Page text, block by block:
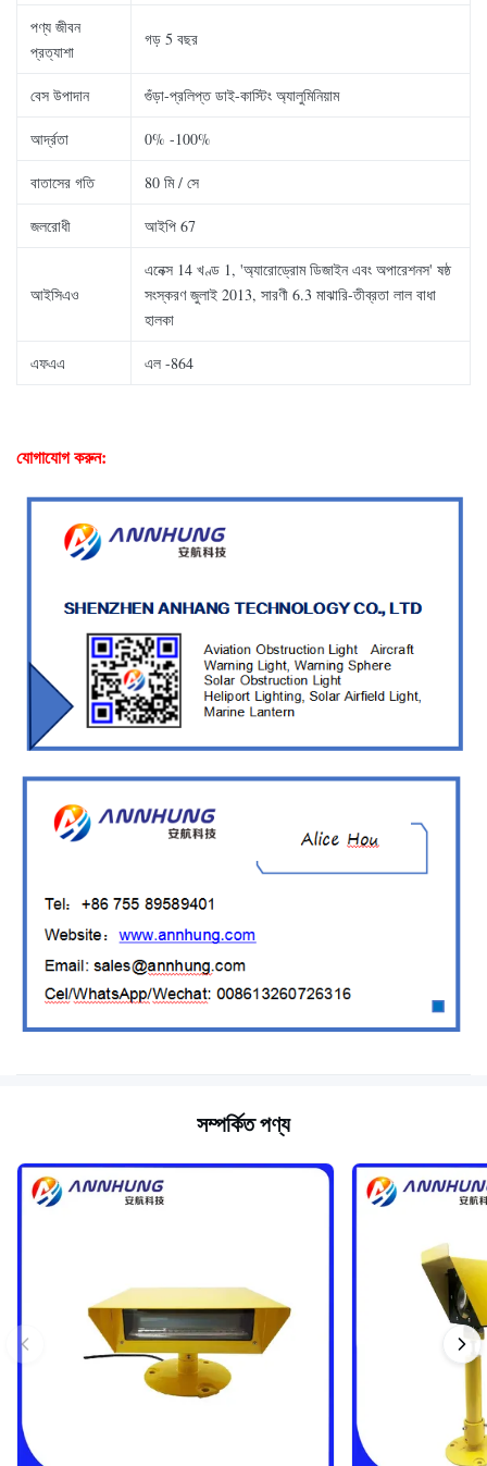
পণ্য জীবন
প্রত্যাশা
গড় 5 বছর
বেস উপাদান গুঁড়া-প্রলিপ্ত ডাই-কাস্টিং অ্যালুমিনিয়াম
আর্দ্রতা 0% -100%
বাতাসের গতি 80 মি / সে
জলরোধী আইপি 67
আইসিএও
এনেক্স 14 খণ্ড 1, 'অ্যারোড্রোম ডিজাইন এবং অপারেশনস' ষষ্ঠ
সংস্করণ জুলাই 2013, সারণী 6.3 মাঝারি-তীব্রতা লাল বাধা
হালকা
এফএএ এল -864
যোগাযোগ করুন:
সম্পর্কিত পণ্য